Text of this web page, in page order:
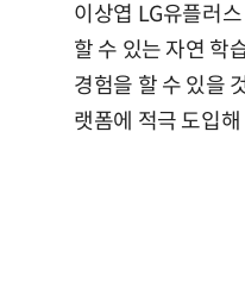
이상엽 LG유플러
할 수 있는 자연 학
경험을 할 수 있을
랫폼에 적극 도입